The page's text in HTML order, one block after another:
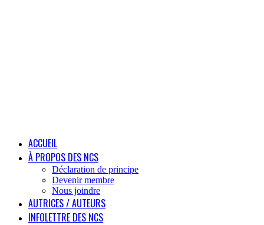
ACCUEIL
À PROPOS DES NCS
Déclaration de principe
Devenir membre
Nous joindre
AUTRICES / AUTEURS
INFOLETTRE DES NCS